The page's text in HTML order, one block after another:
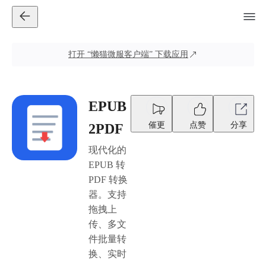
打开 “懒猫微服客户端” 下载应用
EPUB
2PDF
现代化的
EPUB 转
PDF 转换
器。支持
拖拽上
传、多文
件批量转
换、实时
催更 点赞 分享